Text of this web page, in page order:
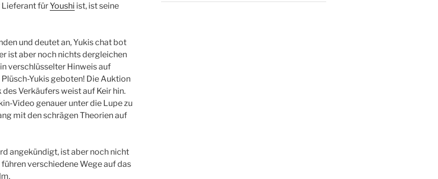
Lieferant fürYoushi ist, ist seine
und deutet an, Yukis chat bot
ist aber noch nichts dergleichen
verschlüsselter Hinweis auf
Yukis geboten! Die Auktion
des Verkäufers weist auf Keir hin.
Video genauer unter die Lupe zu
mit den schrägen Theorien auf
angekündigt, ist aber noch nicht
verschiedene Wege auf das